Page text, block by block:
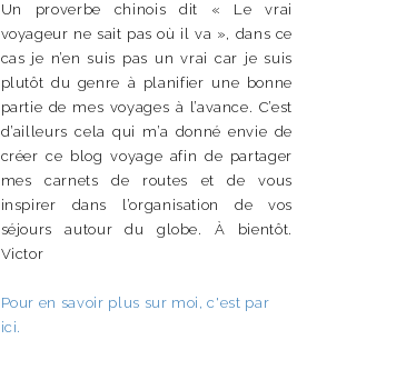
Un proverbe chinois dit « Le vrai
voyageur ne sait pas où il va », dans ce
cas je n’en suis pas un vrai car je suis
plutôt du genre à planifier une bonne
partie de mes voyages à l’avance. C’est
d’ailleurs cela qui m’a donné envie de
créer ce blog voyage afin de partager
mes carnets de routes et de vous
inspirer dans l’organisation de vos
séjours autour du globe. À bientôt.
Victor
Pour en savoir plus sur moi, c'est par
ici.